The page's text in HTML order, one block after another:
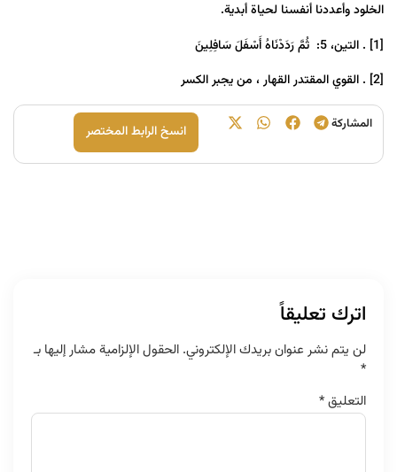
الخلود وأعددنا أنفسنا لحياة أبدية.
[1]
. التين، 5: ثُمَّ رَدَدْنَاهُ أَسْفَلَ سَافِلِينَ
[2]
. القوي المقتدر القهار ، من يجبر الكسر
المشارکة انسخ الرابط المختصر
اترك تعليقاً
لن يتم نشر عنوان بريدك الإلكتروني. الحقول الإلزامية مشار إليها بـ
*
التعليق*